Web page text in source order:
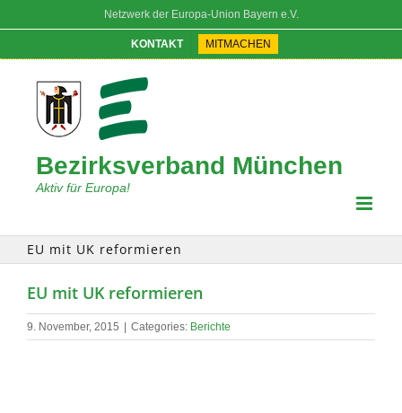
Netzwerk der Europa-Union Bayern e.V.
KONTAKT MITMACHEN
Bezirksverband München
Aktiv für Europa!
EU mit UK reformieren
EU mit UK reformieren
9. November, 2015 Categories: Berichte